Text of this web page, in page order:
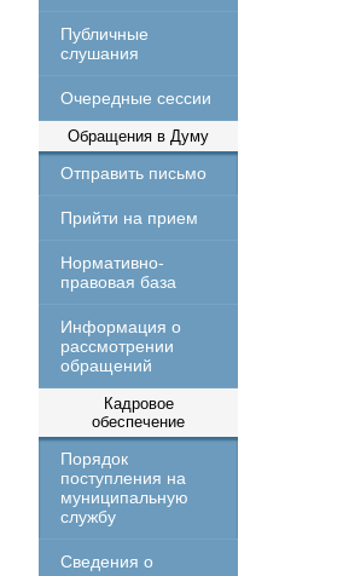
Публичные
слушания
Очередные сессии
Обращения в Думу
Отправить письмо
Прийти на прием
Нормативно-
правовая база
Информация о
рассмотрении
обращений
Кадровое
обеспечение
Порядок
поступления на
муниципальную
службу
Сведения о